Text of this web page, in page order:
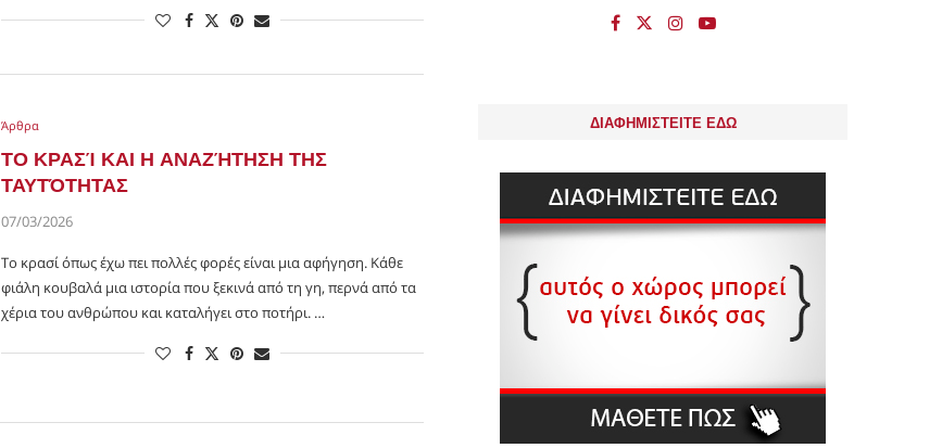
Άρθρα
ΤΟ ΚΡΑΣΊ ΚΑΙ Η ΑΝΑΖΉΤΗΣΗ ΤΗΣ
ΤΑΥΤΌΤΗΤΑΣ
07/03/2026
Το κρασί όπως έχω πει πολλές φορές είναι μια αφήγηση. Κάθε
φιάλη κουβαλά μια ιστορία που ξεκινά από τη γη, περνά από τα
χέρια του ανθρώπου και καταλήγει στο ποτήρι. …
ΔΙΑΦΗΜΙΣΤΕΙΤΕ ΕΔΩ